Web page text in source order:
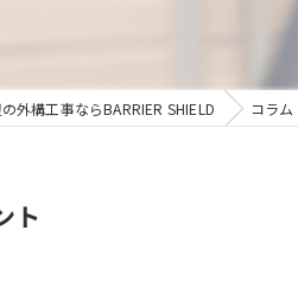
外構工事ならBARRIER SHIELD コラム
ト